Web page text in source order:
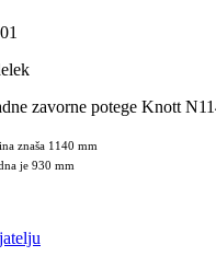
zavorne potege Knott
znaša 1140 mm
je 930 mm